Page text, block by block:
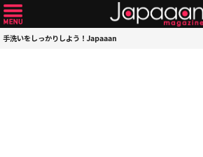
手洗いをしっかりしよう！Japaaan